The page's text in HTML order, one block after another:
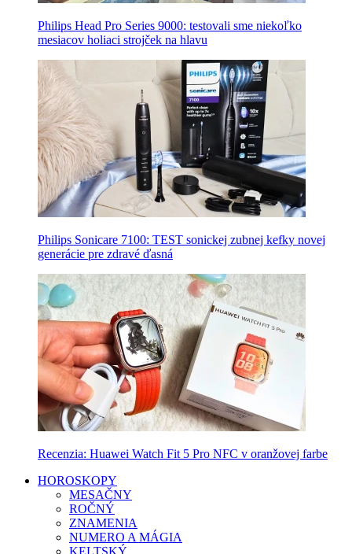
Philips Head Pro Series 9000: testovali sme niekoľko
mesiacov holiaci strojček na hlavu
Philips Sonicare 7100: TEST sonickej zubnej kefky novej
generácie pre zdravé ďasná
Recenzia: Huawei Watch Fit 5 Pro NFC v oranžovej farbe
HOROSKOPY
MESAČNY
ROČNÝ
ZNAMENIA
NUMERO A MÁGIA
KELTSKÝ